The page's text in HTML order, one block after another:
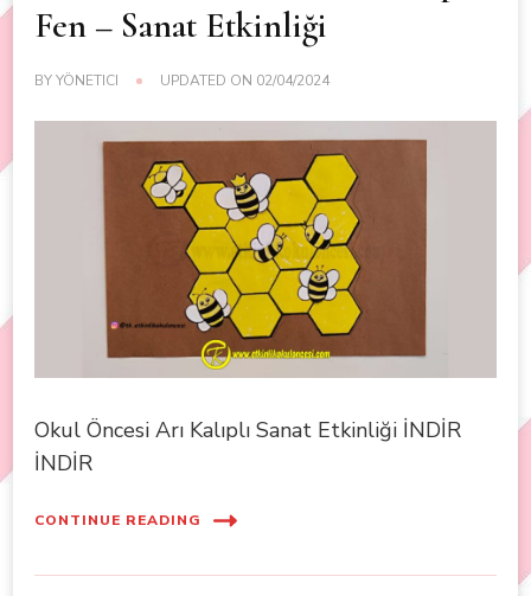
Fen – Sanat Etkinliği
BYYÖNETICI UPDATED ON 02/04/2024
Okul Öncesi Arı Kalıplı Sanat Etkinliği İNDİR
İNDİR
CONTINUE READING